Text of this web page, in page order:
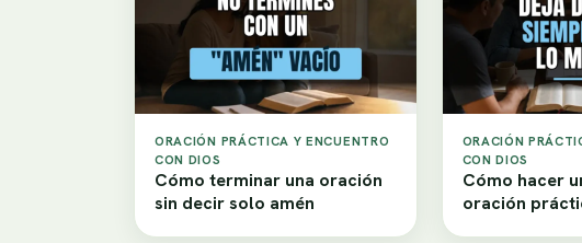
ORACIÓN PRÁCTICA Y ENCUENTRO
CON DIOS
Cómo terminar una oración
sin decir solo amén
ORACIÓN
CON DIOS
Cómo hacer
oración